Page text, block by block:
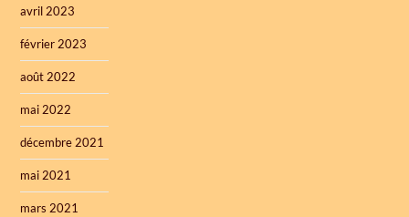
avril 2023
février 2023
août 2022
mai 2022
décembre 2021
mai 2021
mars 2021